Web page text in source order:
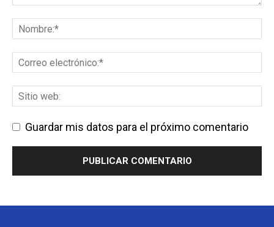
Guardar mis datos para el próximo comentario